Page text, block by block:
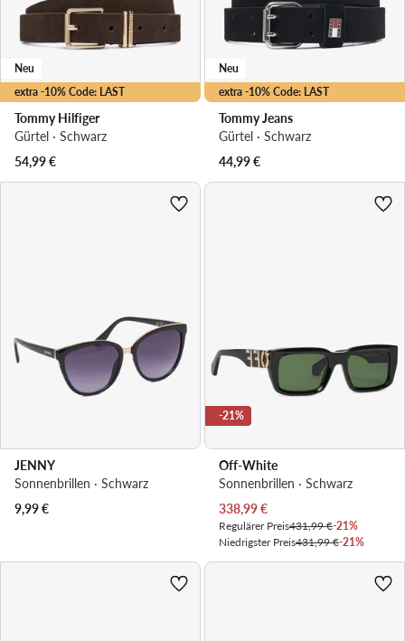
extra -10% Code: LAST
Neu
Tommy Hilfiger
Gürtel · Schwarz
54,99€
extra -10% Code: LAST
Neu
Tommy Jeans
Gürtel · Schwarz
44,99€
JENNY
Sonnenbrillen · Schwarz
9,99€
-21%
Off-White
Sonnenbrillen · Schwarz
Aktueller Preis
338,99€
Regulärer Preis431,99 €-21%
Niedrigster Preis431,99 €-21%